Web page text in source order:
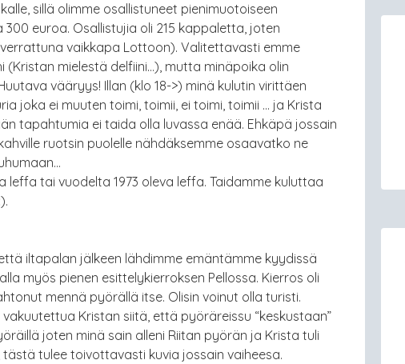
sillä olimme osallistuneet pienimuotoiseen
euroa. Osallistujia oli 215 kappaletta, joten
vaikkapa Lottoon). Valitettavasti emme
mielestä delfiini…), mutta minäpoika olin
vääryys! Illan (klo 18->) minä kulutin virittäen
joka ei muuten toimi, toimii, ei toimi, toimii … ja Krista
tapahtumia ei taida olla luvassa enää. Ehkäpä jossain
ruotsin puolelle nähdäksemme osaavatko ne
leffa tai vuodelta 1973 oleva leffa. Taidamme kuluttaa
iltapalan jälkeen lähdimme emäntämme kyydissä
myös pienen esittelykierroksen Pellossa. Kierros oli
mennä pyörällä itse. Olisin voinut olla turisti.
Kristan siitä, että pyöräreissu “keskustaan”
joten minä sain alleni Riitan pyörän ja Krista tuli
tulee toivottavasti kuvia jossain vaiheesa.